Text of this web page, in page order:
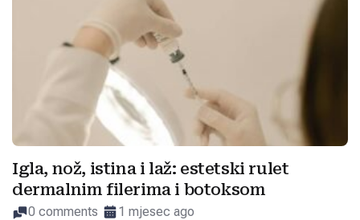
Igla, nož, istina i laž: estetski rulet
dermalnim filerima i botoksom
0 comments 1 mjesec ago